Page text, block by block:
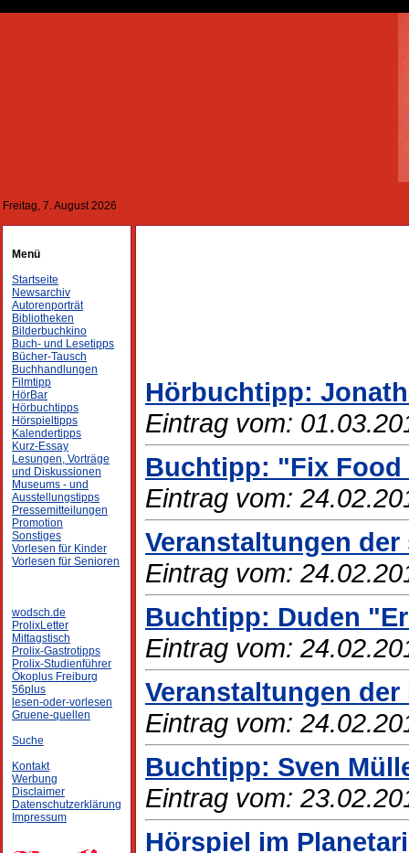
Freitag, 7. August 2026
Menü
Startseite
Newsarchiv
Autorenporträt
Bibliotheken
Bilderbuchkino
Buch- und Lesetipps
Bücher-Tausch
Buchhandlungen
Filmtipp
HörBar
Hörbuchtipps
Hörspieltipps
Kalendertipps
Kurz-Essay
Lesungen, Vorträge
und Diskussionen
Museums - und
Ausstellungstipps
Pressemitteilungen
Promotion
Sonstiges
Vorlesen für Kinder
Vorlesen für Senioren
wodsch.de
ProlixLetter
Mittagstisch
Prolix-Gastrotipps
Prolix-Studienführer
Ökoplus Freiburg
56plus
lesen-oder-vorlesen
Gruene-quellen
Suche
Kontakt
Werbung
Disclaimer
Datenschutzerklärung
Impressum
Hörbuchtipp:
Eintrag vom:
Buchtipp: "Fix
Eintrag vom:
Veranstaltungen
Eintrag vom:
Buchtipp: Duden
Eintrag vom:
Veranstaltungen
Eintrag vom:
Buchtipp: Sven
Eintrag vom:
Hörspiel im